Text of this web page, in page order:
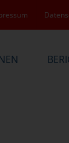
der Dialog